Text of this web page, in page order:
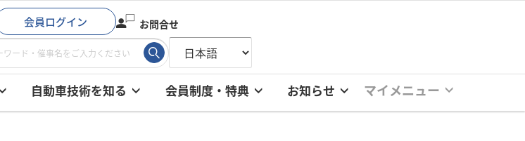
会員ログイン お問合せ
自動車技術を知る 会員制度・特典 お知らせ マイメニュー